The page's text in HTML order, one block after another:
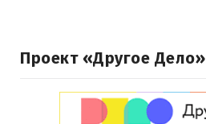
Проект «Другое Дело»